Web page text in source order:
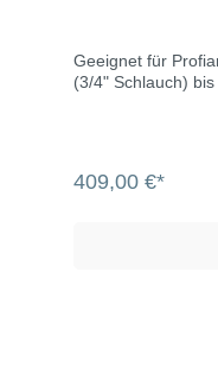
Geeignet für
(3/4" Schlauch)
409,00 €*